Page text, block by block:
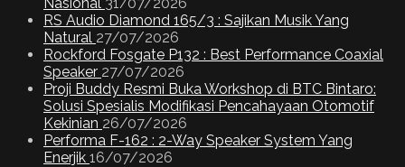
RS Audio Diamond 165/3 : Sajikan Musik Yang
Natural 27/07/2026
Rockford Fosgate P132 : Best Performance Coaxial
Speaker 27/07/2026
Proji Buddy Resmi Buka Workshop di BTC Bintaro:
Solusi Spesialis Modifikasi Pencahayaan Otomotif
Kekinian 26/07/2026
Performa F-162 : 2-Way Speaker System Yang
Enerjik 16/07/2026